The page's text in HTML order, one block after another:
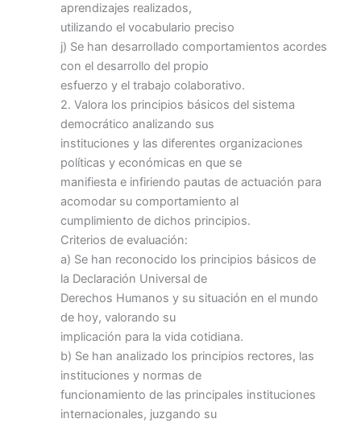
aprendizajes realizados,
utilizando el vocabulario preciso
j) Se han desarrollado comportamientos acordes
con el desarrollo del propio
esfuerzo y el trabajo colaborativo.
2. Valora los principios básicos del sistema
democrático analizando sus
instituciones y las diferentes organizaciones
políticas y económicas en que se
manifiesta e infiriendo pautas de actuación para
acomodar su comportamiento al
cumplimiento de dichos principios.
Criterios de evaluación:
a) Se han reconocido los principios básicos de
la Declaración Universal de
Derechos Humanos y su situación en el mundo
de hoy, valorando su
implicación para la vida cotidiana.
b) Se han analizado los principios rectores, las
instituciones y normas de
funcionamiento de las principales instituciones
internacionales, juzgando su